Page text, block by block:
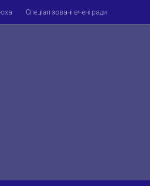
Спеціалізовані вчені ради